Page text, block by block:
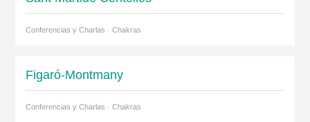
Conferencias y Charlas · Chakras
Figaró-Montmany
Conferencias y Charlas · Chakras